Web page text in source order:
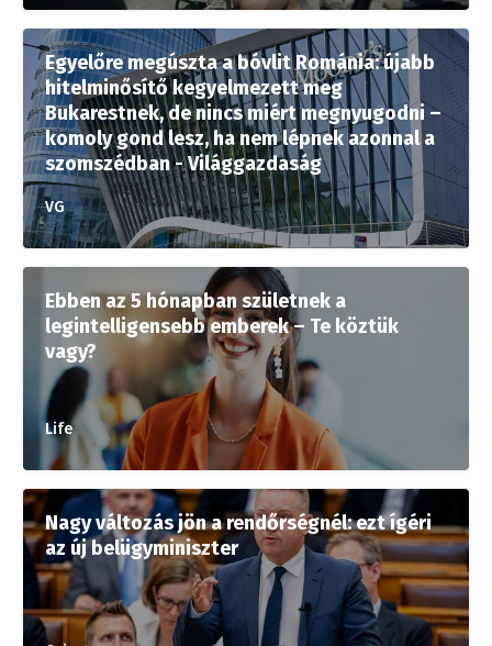
Egyelőre megúszta a bóvlit Románia: újabb
hitelminősítő kegyelmezett meg
Bukarestnek, de nincs miért megnyugodni –
komoly gond lesz, ha nem lépnek azonnal a
szomszédban - Világgazdaság
VG
Ebben az 5 hónapban születnek a
legintelligensebb emberek – Te köztük
vagy?
Life
Nagy változás jön a rendőrségnél: ezt ígéri
az új belügyminiszter